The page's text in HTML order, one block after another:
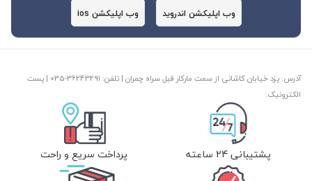
وب اپلیکشن اندروید وب اپلیکشن ios
آدرس: یزد خیابان کاشانی از سمت مارکار قبل سراه چمران | تلفن: ‎035-36243291 | پست
الکترونیک:
پشتیبانی 24 ساعته پرداخت سریع و راحت